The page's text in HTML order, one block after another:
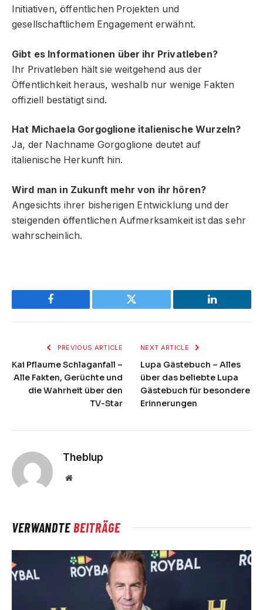
Initiativen, öffentlichen Projekten und
gesellschaftlichem Engagement erwähnt.
Gibt es Informationen über ihr Privatleben?
Ihr Privatleben hält sie weitgehend aus der
Öffentlichkeit heraus, weshalb nur wenige Fakten
offiziell bestätigt sind.
Hat Michaela Gorgoglione italienische Wurzeln?
Ja, der Nachname Gorgoglione deutet auf
italienische Herkunft hin.
Wird man in Zukunft mehr von ihr hören?
Angesichts ihrer bisherigen Entwicklung und der
steigenden öffentlichen Aufmerksamkeit ist das sehr
wahrscheinlich.
Facebook Twitter LinkedIn
PREVIOUS ARTICLE
Kai Pflaume Schlaganfall –
Alle Fakten, Gerüchte und
die Wahrheit über den
TV-Star
NEXT ARTICLE
Lupa Gästebuch – Alles
über das beliebte Lupa
Gästebuch für besondere
Erinnerungen
Theblup
Website
VERWANDTEBEITRÄGE